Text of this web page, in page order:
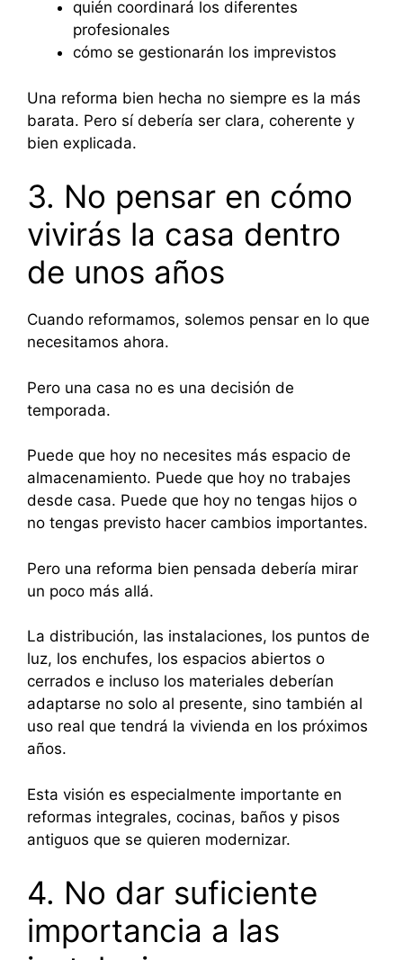
quién coordinará los diferentes
profesionales
cómo se gestionarán los imprevistos
Una reforma bien hecha no siempre es la más
barata. Pero sí debería ser clara, coherente y
bien explicada.
3. No pensar en cómo
vivirás la casa dentro
de unos años
Cuando reformamos, solemos pensar en lo que
necesitamos ahora.
Pero una casa no es una decisión de
temporada.
Puede que hoy no necesites más espacio de
almacenamiento. Puede que hoy no trabajes
desde casa. Puede que hoy no tengas hijos o
no tengas previsto hacer cambios importantes.
Pero una reforma bien pensada debería mirar
un poco más allá.
La distribución, las instalaciones, los puntos de
luz, los enchufes, los espacios abiertos o
cerrados e incluso los materiales deberían
adaptarse no solo al presente, sino también al
uso real que tendrá la vivienda en los próximos
años.
Esta visión es especialmente importante en
reformas integrales, cocinas, baños y pisos
antiguos que se quieren modernizar.
4. No dar suficiente
importancia a las